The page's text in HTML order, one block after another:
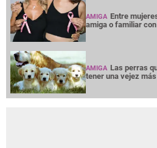
AMIGA Entre
amiga o familiar
AMIGA Las perras
tener una vejez